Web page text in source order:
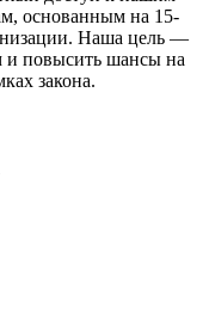
основанным на 15-
Наша цель —
и повысить шансы на
закона.